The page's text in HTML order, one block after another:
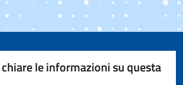
le informazioni su questa